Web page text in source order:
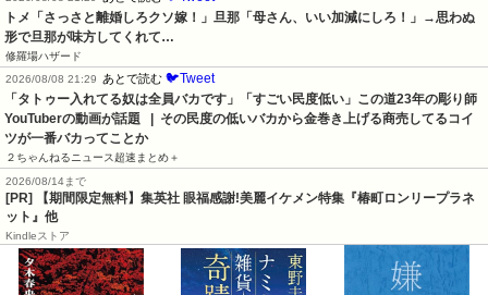
トメ「さっさと離婚しろクソ嫁！」旦那「母さん、いい加減にしろ！」→思わぬ
形で旦那が味方してくれて…
修羅場ハザード
2026/08/08 21:29 あとで読む 🐦Tweet
「タトゥー入れてる奴は全員バカです」「すごい民度低い」この道23年の彫り師
YouTuberの動画が話題   |  その民度の低いバカから金巻き上げる商売してるコイ
ツが一番バカってことか
２ちゃんねるニュース超速まとめ＋
2026/08/14まで
[PR] 【期間限定無料】集英社 眼福感謝!美麗イケメン特集『椿町ロンリープラネ
ット』他
Kindleストア